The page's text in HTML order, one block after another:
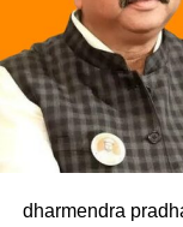
लगातार हो
राज्य के कई जिलों में
के अनुसार उत्तरकाशी,
नगर, बागेश्वर,
संभावना है। इसके
अचानक बाढ़ जैसी
dharmendra